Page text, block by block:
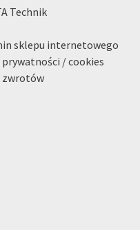
Technik
sklepu internetowego
/ cookies